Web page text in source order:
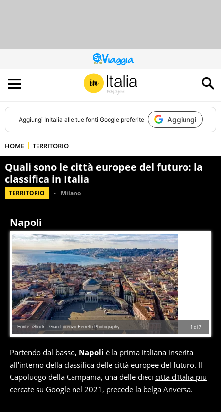
QUESTO
SITO
CONTRIBUISCE
ALL’AUDIENCE
DI
Aggiungi InItalia alle tue fonti Google preferite Aggiungi
HOME TERRITORIO
Quali sono le città europee del futuro: la
classifica in Italia
TERRITORIO Milano
Napoli
1 di7
Fonte: iStock - Gian Lorenzo Ferretti Photography
Partendo dal basso, Napoli è la prima italiana inserita
all'interno della classifica delle città europee del futuro. Il
Capoluogo della Campania, una delle dieci città d'Italia più
cercate su Google nel 2021, precede la belga Anversa.